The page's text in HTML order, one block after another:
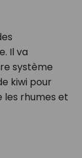
Il va
système
kiwi pour
les rhumes et